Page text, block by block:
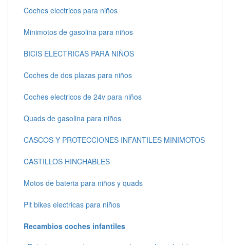
Coches electricos para niños
Minimotos de gasolina para niños
BICIS ELECTRICAS PARA NIÑOS
Coches de dos plazas para niños
Coches electricos de 24v para niños
Quads de gasolina para niños
CASCOS Y PROTECCIONES INFANTILES MINIMOTOS
CASTILLOS HINCHABLES
Motos de bateria para niños y quads
Pit bikes electricas para niños
Recambios coches infantiles